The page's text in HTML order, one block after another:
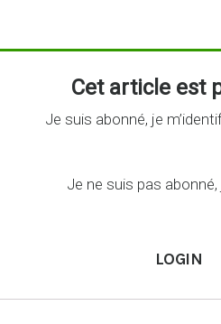
Cet article est
Je suis abonné, je
Je ne suis pas abonné,
LOGIN